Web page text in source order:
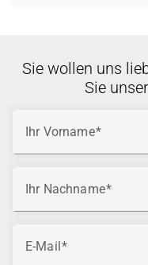
Sie wollen uns
Sie
Ihr Vorname
Ihr Nachname
E-Mail